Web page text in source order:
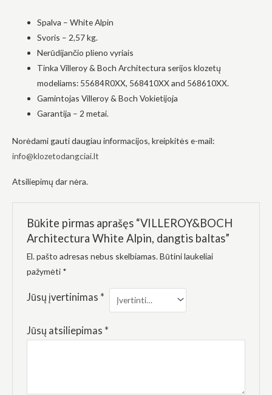
Spalva – White Alpin
Svoris – 2,57 kg.
Nerūdijančio plieno vyriais
Tinka Villeroy & Boch Architectura serijos klozetų
modeliams: 55684R0XX, 568410XX and 568610XX.
Gamintojas Villeroy & Boch Vokietijoja
Garantija – 2 metai.
Norėdami gauti daugiau informacijos, kreipkitės e-mail:
info@klozetodangciai.lt
Atsiliepimų dar nėra.
Būkite pirmas aprašęs “VILLEROY&BOCH
Architectura White Alpin, dangtis baltas”
El. pašto adresas nebus skelbiamas. Būtini laukeliai
pažymėti *
Jūsų įvertinimas *
Jūsų atsiliepimas *
Patirtis
Kad mūsų
svetainė
geriau jūsų
apsilankymo
atsisakysite
kai kurios
funkcijos iš
svetainės
Dalindamiesi
savo
pomėgiais ir
lankotės
mūsų
galimybę
turinį ir
pasiūlymus.